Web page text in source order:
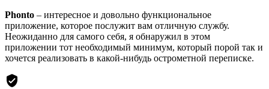
Phonto – интересное и довольно функциональное
приложение, которое послужит вам отличную службу.
Неожиданно для самого себя, я обнаружил в этом
приложении тот необходимый минимум, который порой так и
хочется реализовать в какой-нибудь острометной переписке.